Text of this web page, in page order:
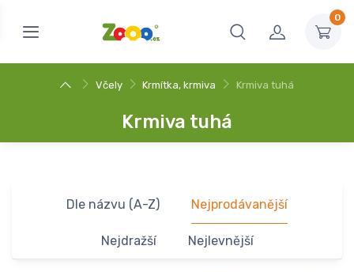
0
Včely Krmítka, krmiva Krmiva tuhá
Krmiva tuhá
Dle názvu (A-Z) Nejprodávanější
Nejdražší Nejlevnější